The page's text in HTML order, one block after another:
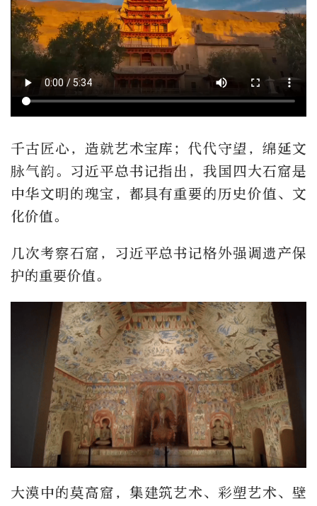
千古匠心，造就艺术宝库；代代守望，绵延文
脉气韵。习近平总书记指出，我国四大石窟是
中华文明的瑰宝，都具有重要的历史价值、文
化价值。
几次考察石窟，习近平总书记格外强调遗产保
护的重要价值。
大漠中的莫高窟，集建筑艺术、彩塑艺术、壁